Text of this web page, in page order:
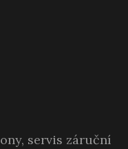
servis záruční